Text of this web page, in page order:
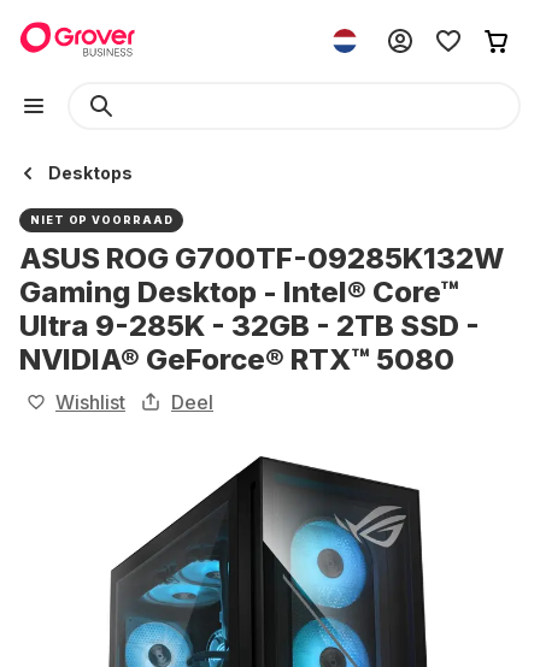
Desktops
NIET OP VOORRAAD
ASUS ROG G700TF-09285K132W
Gaming Desktop - Intel® Core™
Ultra 9-285K - 32GB - 2TB SSD -
NVIDIA® GeForce® RTX™ 5080
Wishlist Deel